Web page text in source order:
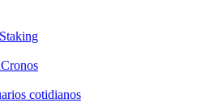
Staking
Cronos
cotidianos